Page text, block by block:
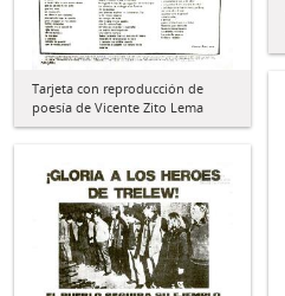
Tarjeta con reproducción de
poesía de Vicente Zito Lema